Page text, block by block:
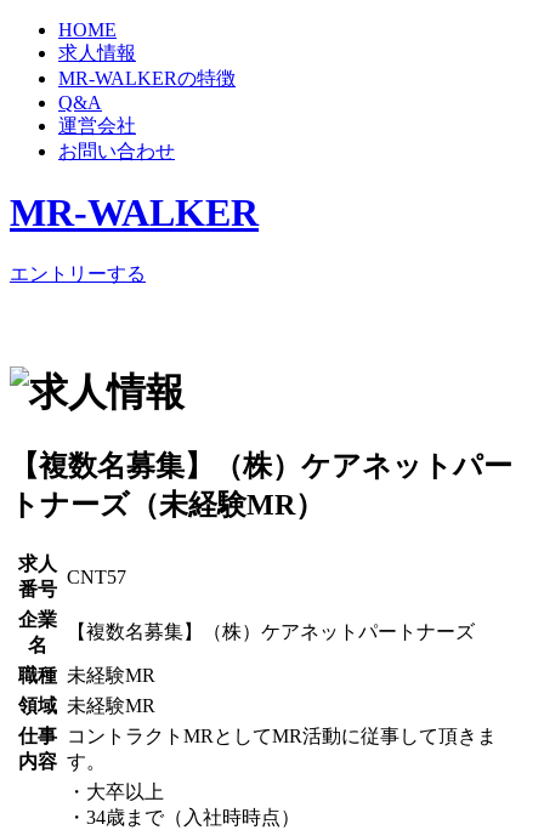
HOME
求人情報
MR-WALKERの特徴
Q&A
運営会社
お問い合わせ
MR-WALKER
エントリーする
【複数名募集】（株）ケアネットパー
トナーズ（未経験MR）
求人
番号
CNT57
企業
名
【複数名募集】（株）ケアネットパートナーズ
職種 未経験MR
領域 未経験MR
仕事
内容
コントラクトMRとしてMR活動に従事して頂きま
す。
・大卒以上
・34歳まで（入社時時点）